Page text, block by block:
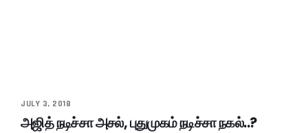
JULY 3, 2018
அஜித் நடிச்சா அசல், புதுமுகம் நடிச்சா நகல்..?